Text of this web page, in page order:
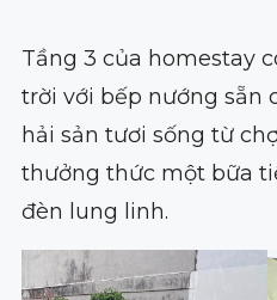
Tầng 3 của homestay
trời với bếp nướng sẵn
hải sản tươi sống từ
thưởng thức một bữa
đèn lung linh.